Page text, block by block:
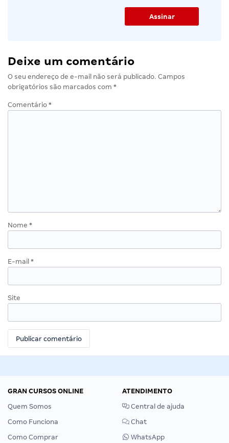
Deixe um comentário
O seu endereço de e-mail não será publicado. Campos
obrigatórios são marcados com *
Comentário *
Nome *
E-mail *
Site
GRAN CURSOS ONLINE
Quem Somos
Como Funciona
Como Comprar
ATENDIMENTO
Central de ajuda
Chat
WhatsApp